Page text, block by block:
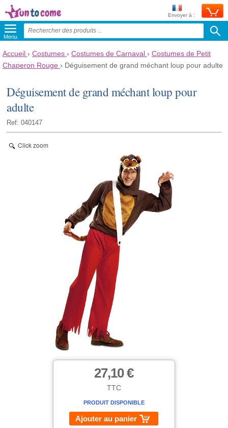
Envoyer à :
Menu
Accueil › Costumes › Costumes de Carnaval › Costumes de Petit
Chaperon Rouge › Déguisement de grand méchant loup pour adulte
Déguisement de grand méchant loup pour
adulte
Ref: 040147
Click zoom
27,10 €
TTC
PRODUIT DISPONIBLE
Ajouter au panier